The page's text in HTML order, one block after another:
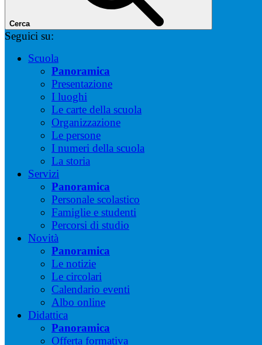
Cerca
Seguici su:
Scuola
Panoramica
Presentazione
I luoghi
Le carte della scuola
Organizzazione
Le persone
I numeri della scuola
La storia
Servizi
Panoramica
Personale scolastico
Famiglie e studenti
Percorsi di studio
Novità
Panoramica
Le notizie
Le circolari
Calendario eventi
Albo online
Didattica
Panoramica
Offerta formativa